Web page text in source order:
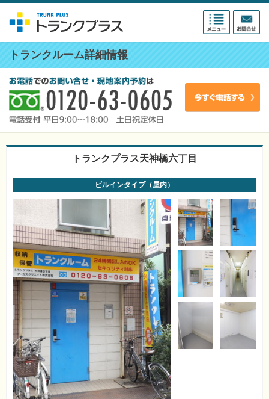
トランクルーム詳細情報
トランクプラス天神橋六丁目
ビルインタイプ（屋内）